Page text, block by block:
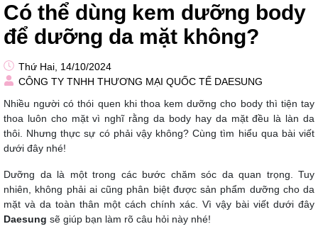
Có thể dùng kem dưỡng body
để dưỡng da mặt không?
Thứ Hai, 14/10/2024
CÔNG TY TNHH THƯƠNG MẠI QUỐC TẾ DAESUNG
Nhiều người có thói quen khi thoa kem dưỡng cho body thì tiện tay
thoa luôn cho mặt vì nghĩ rằng da body hay da mặt đều là làn da
thôi. Nhưng thực sự có phải vậy không? Cùng tìm hiểu qua bài viết
dưới đây nhé!
Dưỡng da là một trong các bước chăm sóc da quan trọng. Tuy
nhiên, không phải ai cũng phân biệt được sản phẩm dưỡng cho da
mặt và da toàn thân một cách chính xác. Vì vậy bài viết dưới đây
Daesung sẽ giúp bạn làm rõ câu hỏi này nhé!